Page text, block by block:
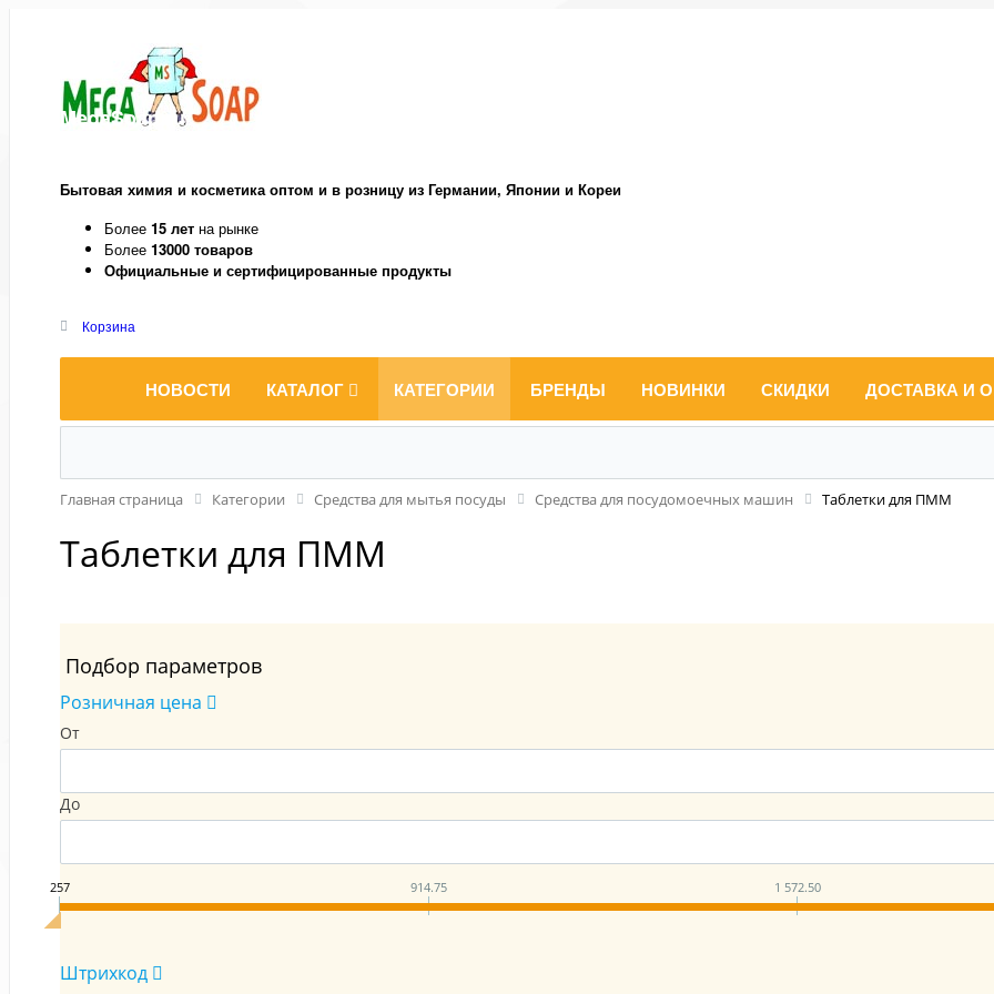
MegaSoap.ru
Бытовая химия и косметика оптом и в розницу из Германии, Японии и Кореи
Более 15 лет на рынке
Более 13000 товаров
Официальные и сертифицированные продукты
Корзина
НОВОСТИ КАТАЛОГ КАТЕГОРИИ БРЕНДЫ НОВИНКИ СКИДКИ ДОСТАВКА И
Главная страница Категории Средства для мытья посуды Средства для посудомоечных машин Таблетки для ПММ
Таблетки для ПММ
Подбор параметров
Розничная цена
От
До
257 914.75 1 572.50
Штрихкод